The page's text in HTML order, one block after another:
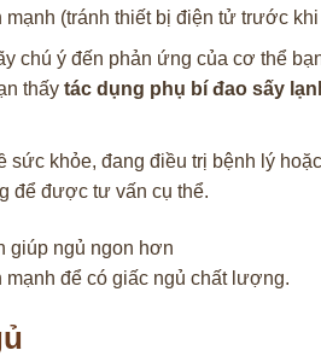
(tránh thiết bị điện tử trước
chú ý đến phản ứng của cơ thể
thấy tác dụng phụ bí đao sấy
sức khỏe, đang điều trị bệnh lý
để được tư vấn cụ thể.
để có giấc ngủ chất lượng.